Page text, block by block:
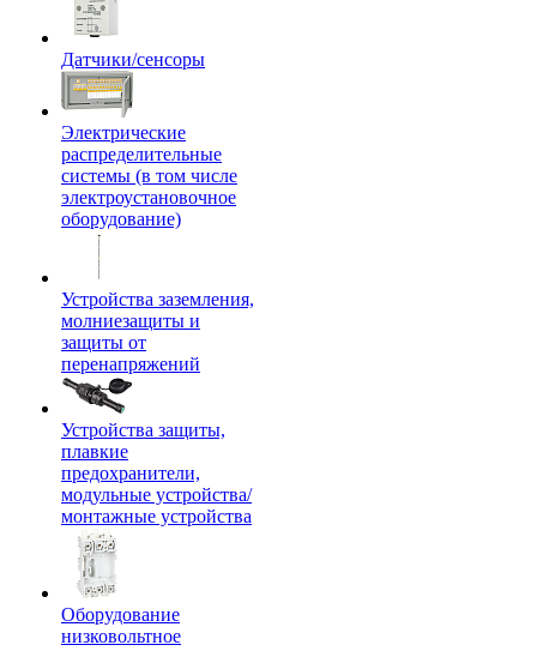
Датчики/сенсоры
Электрические
распределительные
системы (в том числе
электроустановочное
оборудование)
Устройства заземления,
молниезащиты и
защиты от
перенапряжений
Устройства защиты,
плавкие
предохранители,
модульные устройства/
монтажные устройства
Оборудование
низковольтное